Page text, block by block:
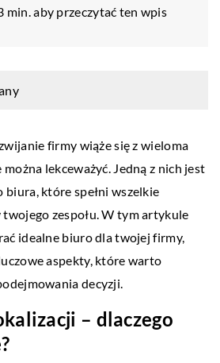
min. aby przeczytać ten wpis
firmy wiąże się z wieloma
lekceważyć. Jedną z nich jest
które spełni wszelkie
zespołu. W tym artykule
idealne biuro dla twojej firmy,
aspekty, które warto
decyzji.
– dlaczego